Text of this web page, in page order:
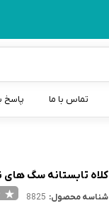
تماس با ما پاسخ
کلاه تابستانه سگ های
شناسه محصول: 8825